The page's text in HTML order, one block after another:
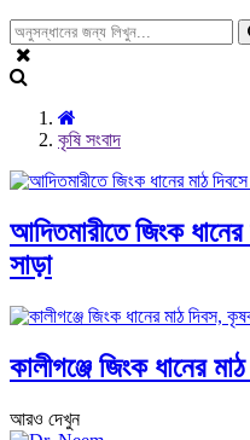
কৃষি সংবাদ
আদিতমারীতে জিংক
সাড়া
কালীগঞ্জে জিংক ধানের
আরও দেখুন